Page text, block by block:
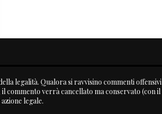
legalità. Qualora si ravvisino commenti offensivi
commento verrà cancellato ma conservato (con il
legale.